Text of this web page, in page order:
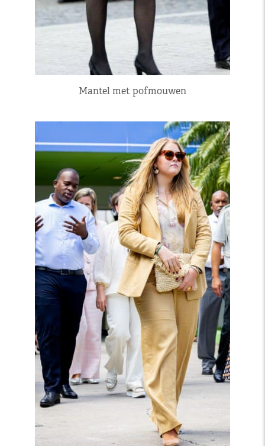
Mantel met pofmouwen